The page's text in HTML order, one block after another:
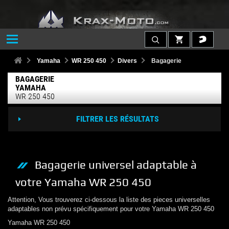
Yamaha WR 250 450 Divers Bagagerie
BAGAGERIE
YAMAHA
WR 250 450
FILTRER LES RÉSULTATS
Bagagerie universel adaptable à
votre Yamaha WR 250 450
Attention, Vous trouverez ci-dessous la liste des pieces universelles
adaptables non prévu spécifiquement pour votre Yamaha WR 250 450
Yamaha WR 250 450